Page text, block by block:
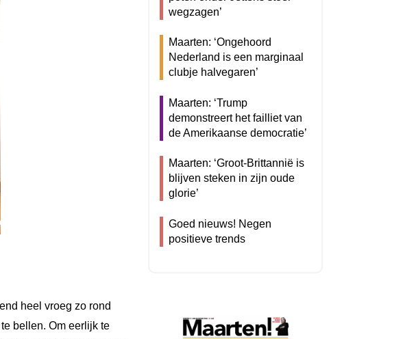
heel vroeg zo rond
bellen. Om eerlijk te
wegzagen’
Maarten: ‘Ongehoord
Nederland is een marginaal
clubje halvegaren’
Maarten: ‘Trump
demonstreert het failliet van
de Amerikaanse democratie’
Maarten: ‘Groot-Brittannië is
blijven steken in zijn oude
glorie’
Goed nieuws! Negen
positieve trends